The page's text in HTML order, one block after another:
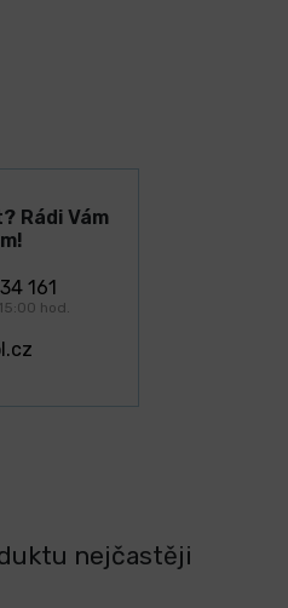
Rádi Vám
161
hod.
nejčastěji